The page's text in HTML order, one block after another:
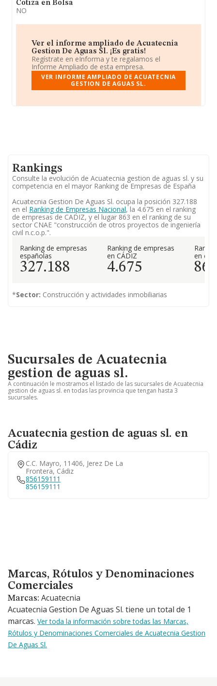
Cotiza en Bolsa
NO
Ver el informe ampliado de Acuatecnia
Gestion De Aguas Sl. ¡Es gratis!
Regístrate en eInforma y te regalamos el
Informe Ampliado de esta empresa.
VER INFORME AMPLIADO DE ACUATECNIA
GESTION DE AGUAS SL.
Rankings
Consulte la evolución de Acuatecnia gestion de aguas sl. y su
competencia en el mayor Ranking de Empresas de España
Acuatecnia Gestion De Aguas Sl. ocupa la posición 327.188
en el Ranking de Empresas Nacional, la 4.675 en el ranking
de empresas de CADIZ, y el lugar 863 en el ranking de su
sector CNAE "construcción de otros proyectos de ingeniería
civil n.c.o.p.".
Ranking de empresas
españolas
327.188
Ranking de empresas
en CÁDIZ
4.675
en el
863
*Sector: Construcción y actividades inmobiliarias
Sucursales de Acuatecnia
gestion de aguas sl.
A continuación le mostramos el listado de las sucursales de Acuatecnia
gestion de aguas sl. en todas las provincia que tengan hasta 3
sucursales.
Acuatecnia gestion de aguas sl. en
Cádiz
C.c. Mayro, 11406, Jerez De La
Frontera, Cádiz
856159111
856159111
Marcas, Rótulos y Denominaciones Comerciales
Marcas, Rótulos y Denominaciones
Comerciales
Marcas: Acuatecnia
Acuatecnia Gestion De Aguas Sl. tiene un total de 1
marcas. Ver toda la información sobre todas las Marcas,
Rótulos y Denominaciones Comerciales de Acuatecnia Gestion
De Aguas Sl.